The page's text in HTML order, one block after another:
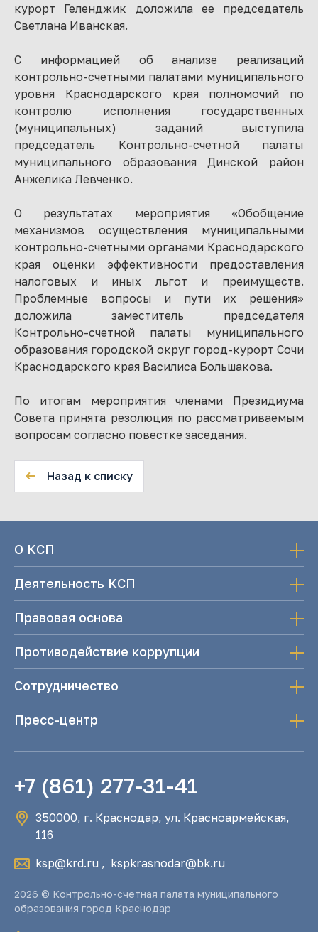
курорт Геленджик доложила ее председатель
Светлана Иванская.
С информацией об анализе реализаций
контрольно-счетными палатами муниципального
уровня Краснодарского края полномочий по
контролю исполнения государственных
(муниципальных) заданий выступила
председатель Контрольно-счетной палаты
муниципального образования Динской район
Анжелика Левченко.
О результатах мероприятия «Обобщение
механизмов осуществления муниципальными
контрольно-счетными органами Краснодарского
края оценки эффективности предоставления
налоговых и иных льгот и преимуществ.
Проблемные вопросы и пути их решения»
доложила заместитель председателя
Контрольно-счетной палаты муниципального
образования городской округ город-курорт Сочи
Краснодарского края Василиса Большакова.
По итогам мероприятия членами Президиума
Совета принята резолюция по рассматриваемым
вопросам согласно повестке заседания.
Назад к списку
О КСП
Деятельность КСП
Правовая основа
Противодействие коррупции
Сотрудничество
Пресс-центр
+7 (861) 277-31-41
350000, г. Краснодар, ул. Красноармейская,
116
ksp@krd.ru , kspkrasnodar@bk.ru
2026 © Контрольно-счетная палата муниципального
образования город Краснодар